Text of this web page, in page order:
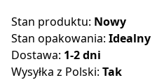
Stan produktu: Nowy
Stan opakowania: Idealny
Dostawa: 1-2 dni
Wysyłka z Polski: Tak